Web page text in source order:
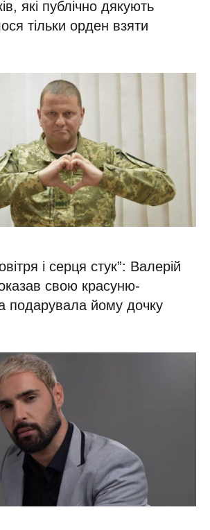
які публічно дякують
тільки орден взяти
і серця стук”: Валерій
свою красуню-
подарувала йому дочку